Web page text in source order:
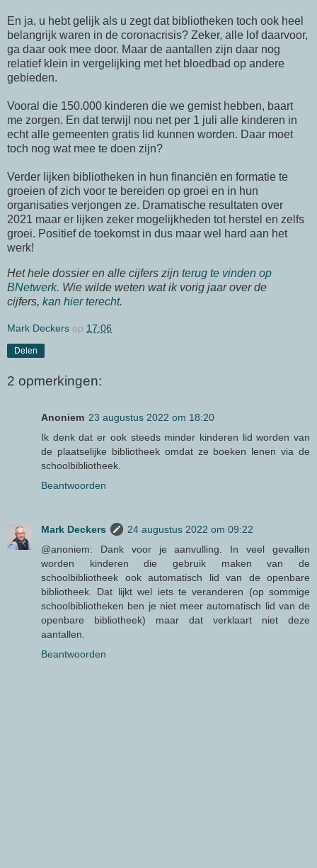
En ja, u hebt gelijk als u zegt dat bibliotheken toch ook heel
belangrijk waren in de coronacrisis? Zeker, alle lof daarvoor,
ga daar ook mee door. Maar de aantallen zijn daar nog
relatief klein in vergelijking met het bloedbad op andere
gebieden.
Vooral die 150.000 kinderen die we gemist hebben, baart
me zorgen. En dat terwijl nou net per 1 juli alle kinderen in
echt alle gemeenten gratis lid kunnen worden. Daar moet
toch nog wat mee te doen zijn?
Verder lijken bibliotheken in hun financiën en formatie te
groeien of zich voor te bereiden op groei en in hun
organisaties verjongen ze. Dramatische resultaten over
2021 maar er lijken zeker mogelijkheden tot herstel en zelfs
groei. Positief de toekomst in dus maar wel hard aan het
werk!
Het hele dossier en alle cijfers zijn terug te vinden op
BNetwerk. Wie wilde weten wat ik vorig jaar over de
cijfers, kan hier terecht.
Mark Deckers op 17:06
Delen
2 opmerkingen:
Anoniem 23 augustus 2022 om 18:20
Ik denk dat er ook steeds minder kinderen lid worden van
de plaatselijke bibliotheek omdat ze boeken lenen via de
schoolbibliotheek.
Beantwoorden
Mark Deckers
24 augustus 2022 om 09:22
@anoniem: Dank voor je aanvulling. In veel gevallen
worden kinderen die gebruik maken van de
schoolbibliotheek ook automatisch lid van de openbare
bibliotheek. Dat lijkt wel iets te veranderen (op sommige
schoolbibliotheken ben je niet meer automatisch lid van de
openbare bibliotheek) maar dat verklaart niet deze
aantallen.
Beantwoorden